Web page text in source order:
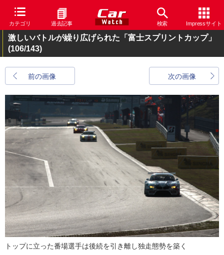
カテゴリ 過去記事 検索 Impressサイト
激しいバトルが繰り広げられた「富士スプリントカップ」
(106/143)
前の画像 次の画像
トップに立った番場選手は後続を引き離し独走態勢を築く